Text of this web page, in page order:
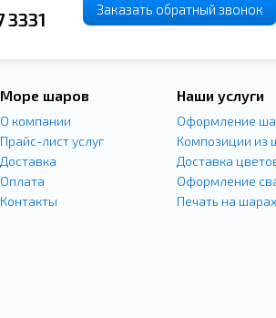
3331 Заказать обратный звонок
Море шаров
О компании
Прайс-лист услуг
Доставка
Оплата
Контакты
Наши услуги
Оформление
Композиции из
Доставка
Оформление
Печать на шарах